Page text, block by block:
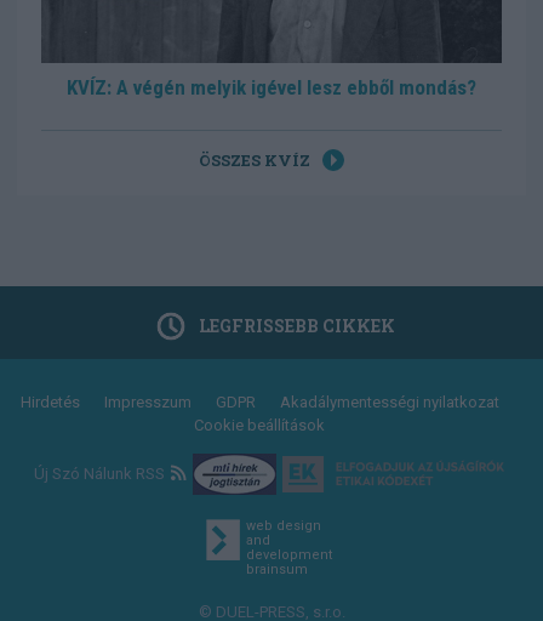
KVÍZ: A végén melyik igével lesz ebből mondás?
ÖSSZES KVÍZ
LEGFRISSEBB CIKKEK
Footer
Hirdetés Impresszum GDPR
Akadálymentességi nyilatkozat
Cookie beállítások
Új Szó Nálunk RSS
web design
and
development
brainsum
© DUEL-PRESS, s.r.o.